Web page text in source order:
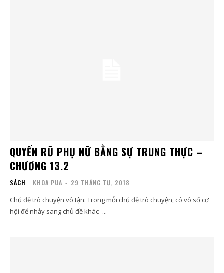
QUYẾN RŨ PHỤ NỮ BẰNG SỰ TRUNG THỰC –
CHƯƠNG 13.2
SÁCH KHOA PUA - 29 THÁNG TƯ, 2018
Chủ đề trò chuyện vô tận: Trong mỗi chủ đề trò chuyện, có vô số cơ
hội để nhảy sang chủ đề khác -...